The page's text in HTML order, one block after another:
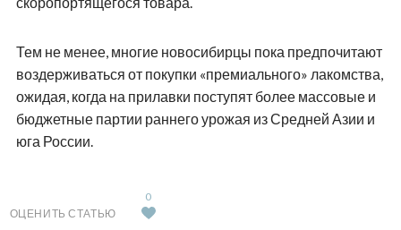
Тем не менее, многие новосибирцы пока предпочитают
воздерживаться от покупки «премиального» лакомства,
ожидая, когда на прилавки поступят более массовые и
бюджетные партии раннего урожая из Средней Азии и
юга России.
ОЦЕНИТЬ СТАТЬЮ
0